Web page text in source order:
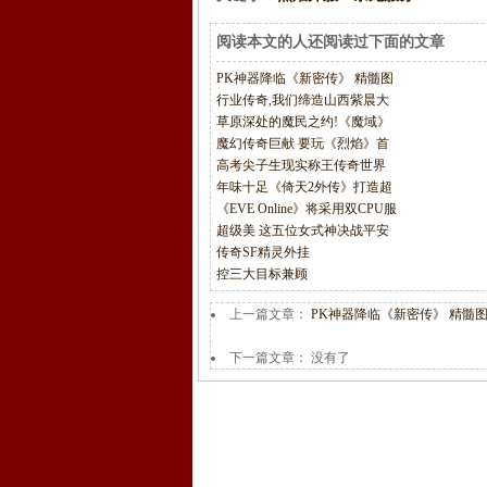
阅读本文的人还阅读过下面的文章
PK神器降临《新密传》 精髓图
行业传奇,我们缔造山西紫晨大
草原深处的魔民之约!《魔域》
魔幻传奇巨献 要玩《烈焰》首
高考尖子生现实称王传奇世界
年味十足《倚天2外传》打造超
《EVE Online》将采用双CPU服
超级美 这五位女式神决战平安
传奇SF精灵外挂
控三大目标兼顾
上一篇文章： PK神器降临《新密传》 精髓
下一篇文章： 没有了